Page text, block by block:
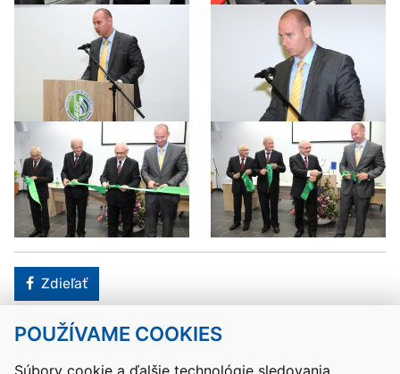
POUŽÍVAME COOKIES
Súbory cookie a ďalšie technológie sledovania
Facebook
Zdieľať